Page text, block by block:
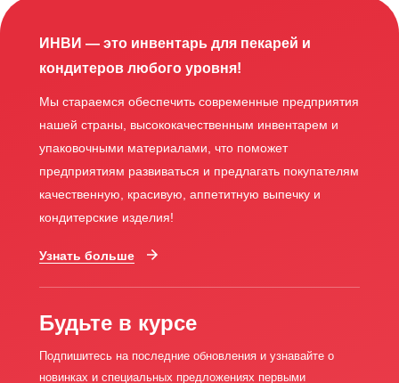
ИНВИ — это инвентарь для пекарей и
кондитеров любого уровня!
Мы стараемся обеспечить современные предприятия
нашей страны, высококачественным инвентарем и
упаковочными материалами, что поможет
предприятиям развиваться и предлагать покупателям
качественную, красивую, аппетитную выпечку и
кондитерские изделия!
Узнать больше
Будьте в курсе
Подпишитесь на последние обновления и узнавайте о
новинках и специальных предложениях первыми